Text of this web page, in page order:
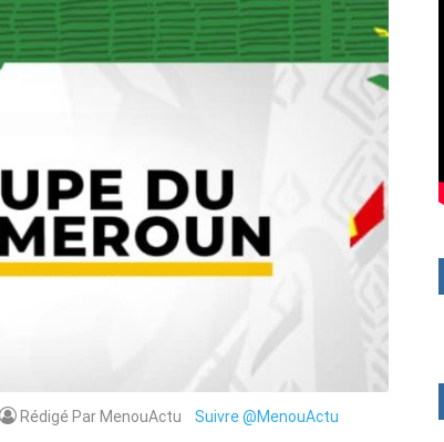
Rédigé Par MenouActuSuivre @MenouActu